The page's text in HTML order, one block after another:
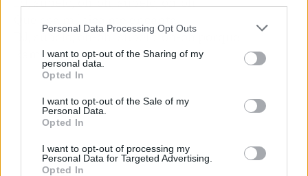
Personal Data Processing Opt Outs
I want to opt-out of the Sharing of my
personal data.
Opted In
I want to opt-out of the Sale of my
Personal Data.
Opted In
I want to opt-out of processing my
Personal Data for Targeted Advertising.
Opted In
DJ, súbelo, oh-oh, súbelo, oh-oh porque
Ram-pam-pam (Yah, yah)